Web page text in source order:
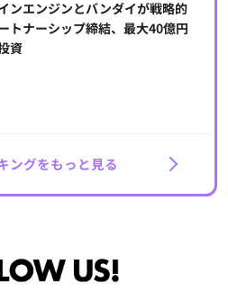
ンエンジンとバンダイが戦略的
トナーシップ締結、最大40億円
資
ングをもっと見る